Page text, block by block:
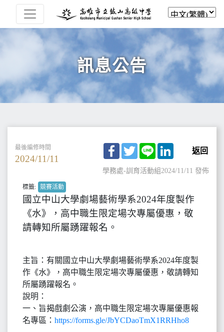
訊息公告
最後編修時間
2024/11/11
Facebook
TwitterLine LinkedIn
返回
學務處-訓育活動組2024/11/11 發佈
標籤: 競賽活動
國立中山大學劇場藝術學系2024年度製作
《水》，高中職生限定場次專屬優惠，敬
請轉知所屬踴躍報名。
主旨：有關國立中山大學劇場藝術學系2024年度製
作《水》，高中職生限定場次專屬優惠，敬請轉知
所屬踴躍報名。
說明：
一、旨揭戲劇公演，高中職生限定場次專屬優惠報
名專區： https://forms.gle/JbYCDaoTmX1RRHho8